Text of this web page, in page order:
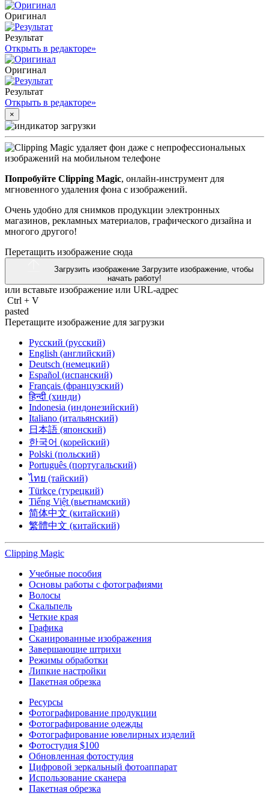
Оригинал
Результат
Открыть в редакторе»
Оригинал
Результат
Открыть в редакторе»
×
Попробуйте Clipping Magic, онлайн-инструмент для
мгновенного удаления фона с изображений.
Очень удобно для снимков продукции электронных
магазинов, рекламных материалов, графического дизайна и
многого другого!
Перетащить изображение сюда
Загрузить изображение Загрузите изображение, чтобы
начать работу!
или вставьте изображение или URL-адрес
Ctrl + V
pasted
Перетащите изображение для загрузки
Русский (русский)
English (английский)
Deutsch (немецкий)
Español (испанский)
Français (французский)
हिन्दी (хинди)
Indonesia (индонезийский)
Italiano (итальянский)
日本語 (японский)
한국어 (корейский)
Polski (польский)
Português (португальский)
ไทย (тайский)
Türkçe (турецкий)
Tiếng Việt (вьетнамский)
简体中文 (китайский)
繁體中文 (китайский)
Clipping Magic
Учебные пособия
Основы работы с фотографиями
Волосы
Скальпель
Четкие края
Графика
Сканированные изображения
Завершающие штрихи
Режимы обработки
Липкие настройки
Пакетная обрезка
Ресурсы
Фотографирование продукции
Фотографирование одежды
Фотографирование ювелирных изделий
Фотостудия $100
Обновленная фотостудия
Цифровой зеркальный фотоаппарат
Использование сканера
Пакетная обрезка